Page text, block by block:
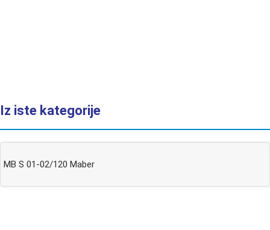
Iz iste kategorije
MB S 01-02/120 Maber